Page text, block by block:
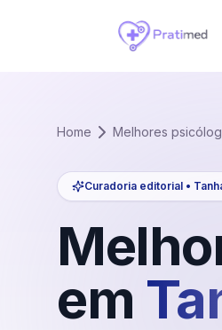
Home Melhores
Curadoria editorial •
em